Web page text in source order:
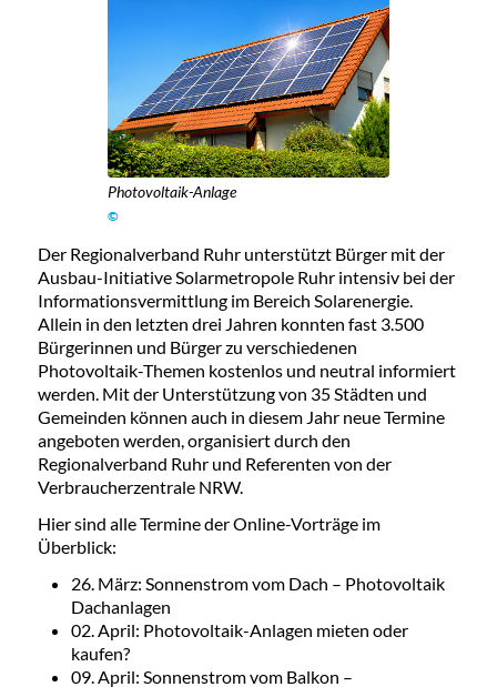
Photovoltaik-Anlage
©
Der Regionalverband Ruhr unterstützt Bürger mit der
Ausbau-Initiative Solarmetropole Ruhr intensiv bei der
Informationsvermittlung im Bereich Solarenergie.
Allein in den letzten drei Jahren konnten fast 3.500
Bürgerinnen und Bürger zu verschiedenen
Photovoltaik-Themen kostenlos und neutral informiert
werden. Mit der Unterstützung von 35 Städten und
Gemeinden können auch in diesem Jahr neue Termine
angeboten werden, organisiert durch den
Regionalverband Ruhr und Referenten von der
Verbraucherzentrale NRW.
Hier sind alle Termine der Online-Vorträge im
Überblick:
26. März: Sonnenstrom vom Dach – Photovoltaik
Dachanlagen
02. April: Photovoltaik-Anlagen mieten oder
kaufen?
09. April: Sonnenstrom vom Balkon –